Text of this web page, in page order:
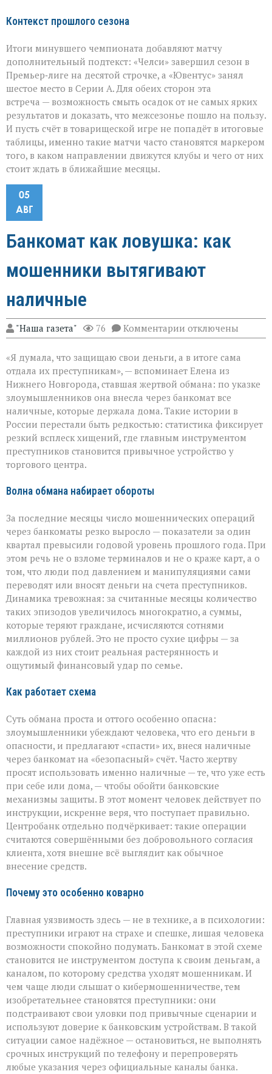
Контекст прошлого сезона
Итоги минувшего чемпионата добавляют матчу
дополнительный подтекст: «Челси» завершил сезон в
Премьер‑лиге на десятой строчке, а «Ювентус» занял
шестое место в Серии А. Для обеих сторон эта
встреча — возможность смыть осадок от не самых ярких
результатов и доказать, что межсезонье пошло на пользу.
И пусть счёт в товарищеской игре не попадёт в итоговые
таблицы, именно такие матчи часто становятся маркером
того, в каком направлении движутся клубы и чего от них
стоит ждать в ближайшие месяцы.
05
АВГ
Банкомат как ловушка: как
мошенники вытягивают
наличные
"Наша газета" 76 Комментарии к
записи
как
ловушка:
как
мошенники
вытягивают
наличные
отключены
«Я думала, что защищаю свои деньги, а в итоге сама
отдала их преступникам», — вспоминает Елена из
Нижнего Новгорода, ставшая жертвой обмана: по указке
злоумышленников она внесла через банкомат все
наличные, которые держала дома. Такие истории в
России перестали быть редкостью: статистика фиксирует
резкий всплеск хищений, где главным инструментом
преступников становится привычное устройство у
торгового центра.
Волна обмана набирает обороты
За последние месяцы число мошеннических операций
через банкоматы резко выросло — показатели за один
квартал превысили годовой уровень прошлого года. При
этом речь не о взломе терминалов и не о краже карт, а о
том, что люди под давлением и манипуляциями сами
переводят или вносят деньги на счета преступников.
Динамика тревожная: за считанные месяцы количество
таких эпизодов увеличилось многократно, а суммы,
которые теряют граждане, исчисляются сотнями
миллионов рублей. Это не просто сухие цифры — за
каждой из них стоит реальная растерянность и
ощутимый финансовый удар по семье.
Как работает схема
Суть обмана проста и оттого особенно опасна:
злоумышленники убеждают человека, что его деньги в
опасности, и предлагают «спасти» их, внеся наличные
через банкомат на «безопасный» счёт. Часто жертву
просят использовать именно наличные — те, что уже есть
при себе или дома, — чтобы обойти банковские
механизмы защиты. В этот момент человек действует по
инструкции, искренне веря, что поступает правильно.
Центробанк отдельно подчёркивает: такие операции
считаются совершёнными без добровольного согласия
клиента, хотя внешне всё выглядит как обычное
внесение средств.
Почему это особенно коварно
Главная уязвимость здесь — не в технике, а в психологии:
преступники играют на страхе и спешке, лишая человека
возможности спокойно подумать. Банкомат в этой схеме
становится не инструментом доступа к своим деньгам, а
каналом, по которому средства уходят мошенникам. И
чем чаще люди слышат о кибермошенничестве, тем
изобретательнее становятся преступники: они
подстраивают свои уловки под привычные сценарии и
используют доверие к банковским устройствам. В такой
ситуации самое надёжное — остановиться, не выполнять
срочных инструкций по телефону и перепроверять
любые указания через официальные каналы банка.